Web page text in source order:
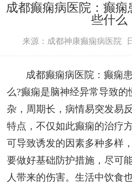
成都癫痫病医院：癫
些什么
来源：成都神康癫痫病医院
成都癫痫病医院：癫痫
么?癫痫是脑神经异常导致的
杂，周期长，病情易突发易
特点，不仅如此癫痫的治疗
可导致诱发的因素多种多样
要做好基础防护措施，尽可
人带来的伤害。生活中饮食